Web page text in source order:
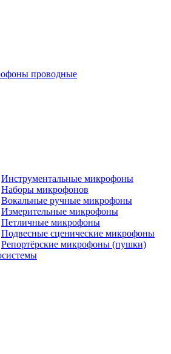
проводные
Инструментальные микрофоны
Наборы микрофонов
Вокальные ручные микрофоны
Измерительные микрофоны
Петличные микрофоны
Подвесные сценические микрофоны
Репортёрские микрофоны (пушки)